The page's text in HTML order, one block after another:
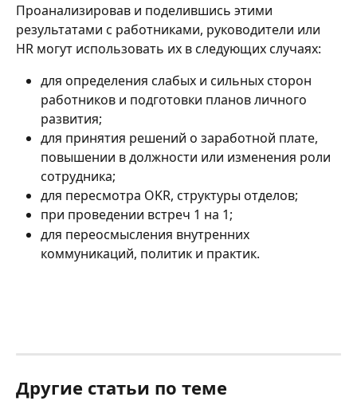
Проанализировав и поделившись этими
результатами с работниками, руководители или
HR могут использовать их в следующих случаях:
для определения слабых и сильных сторон
работников и подготовки планов личного
развития;
для принятия решений о заработной плате,
повышении в должности или изменения роли
сотрудника;
для пересмотра OKR, структуры отделов;
при проведении встреч 1 на 1;
для переосмысления внутренних
коммуникаций, политик и практик.
Другие статьи по теме